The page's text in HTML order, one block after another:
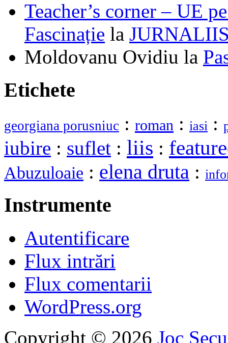
Teacher’s corner – UE
Fascinație la
Moldovanu Ovidiu la
Etichete
georgiana porusniuc : roman : iasi :
iubire : suflet : liis :
Abuzuloaie : elena druta :
Instrumente
Autentificare
Flux intrări
Flux comentarii
WordPress.org
Copyright © 2026 Joc